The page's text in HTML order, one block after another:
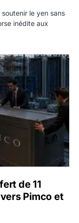
le yen sans
inédite aux
milliards de
de 11
Pimco et